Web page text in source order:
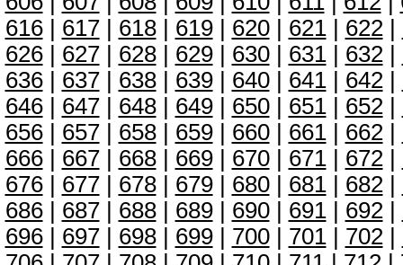
616| 617| 618| 619| 620| 621| 622|
626| 627| 628| 629| 630| 631| 632|
636| 637| 638| 639| 640| 641| 642|
646| 647| 648| 649| 650| 651| 652|
656| 657| 658| 659| 660| 661| 662|
666| 667| 668| 669| 670| 671| 672|
676| 677| 678| 679| 680| 681| 682|
686| 687| 688| 689| 690| 691| 692|
696| 697| 698| 699| 700| 701| 702|